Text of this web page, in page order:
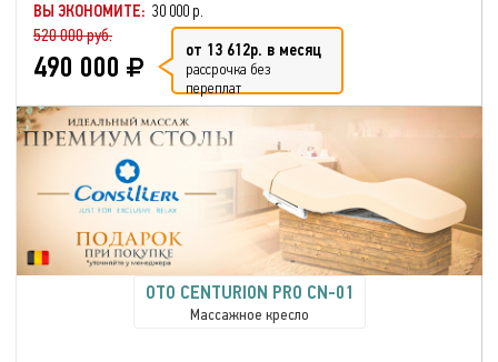
ВЫ ЭКОНОМИТЕ: 30 000 р.
520 000 руб.
490 000 от 13 612р. в месяц
рассрочка без
переплат
OTO CENTURION PRO CN-01
Массажное кресло